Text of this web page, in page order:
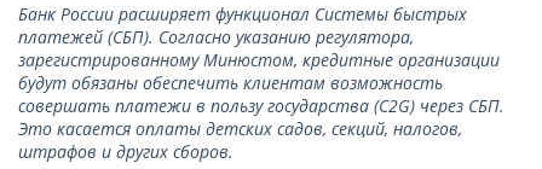
Банк России расширяет функционал Системы быстрых
платежей (СБП). Согласно указанию регулятора,
зарегистрированному Минюстом, кредитные организации
будут обязаны обеспечить клиентам возможность
совершать платежи в пользу государства (С2G) через СБП.
Это касается оплаты детских садов, секций, налогов,
штрафов и других сборов.